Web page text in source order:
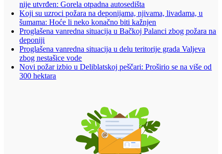
nije utvrđen: Gorela otpadna autosedišta
Koji su uzroci požara na deponijama, njivama, livadama, u
šumama: Hoće li neko konačno biti kažnjen
Proglašena vanredna situacija u Bačkoj Palanci zbog požara na
deponiji
Proglašena vanredna situacija u delu teritorije grada Valjeva
zbog nestašice vode
Novi požar izbio u Deliblatskoj peščari: Proširio se na više od
300 hektara